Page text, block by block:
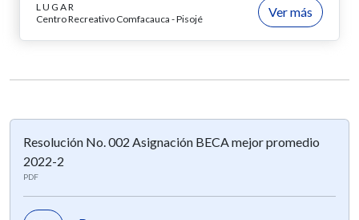
LUGAR
Centro Recreativo Comfacauca - Pisojé
Ver más
Resolución No. 002 Asignación BECA mejor promedio
2022-2
PDF